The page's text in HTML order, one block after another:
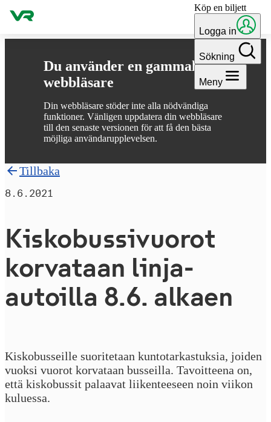
Du använder en gammal
webbläsare
Din webbläsare stöder inte alla nödvändiga
funktioner. Vänligen uppdatera din webbläsare
till den senaste versionen för att få den bästa
möjliga användarupplevelsen.
Gå till innehållet Köp en biljett
Logga in
Sökning
Meny
Tillbaka
8.6.2021
Kisko­bus­sivu­o­rot
korvataan linja-
autoilla 8.6. alkaen
Kiskobusseille suoritetaan kuntotarkastuksia, joiden
vuoksi vuorot korvataan busseilla. Tavoitteena on,
että kiskobussit palaavat liikenteeseen noin viikon
kuluessa.